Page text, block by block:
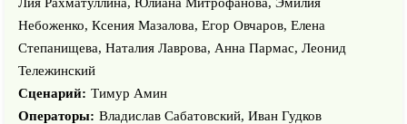
Небоженко, Ксения Мазалова, Егор Овчаров, Елена
Степанищева, Наталия Лаврова, Анна Пармас, Леонид
Тележинский
Сценарий: Тимур Амин
Операторы: Владислав Сабатовский, Иван Гудков